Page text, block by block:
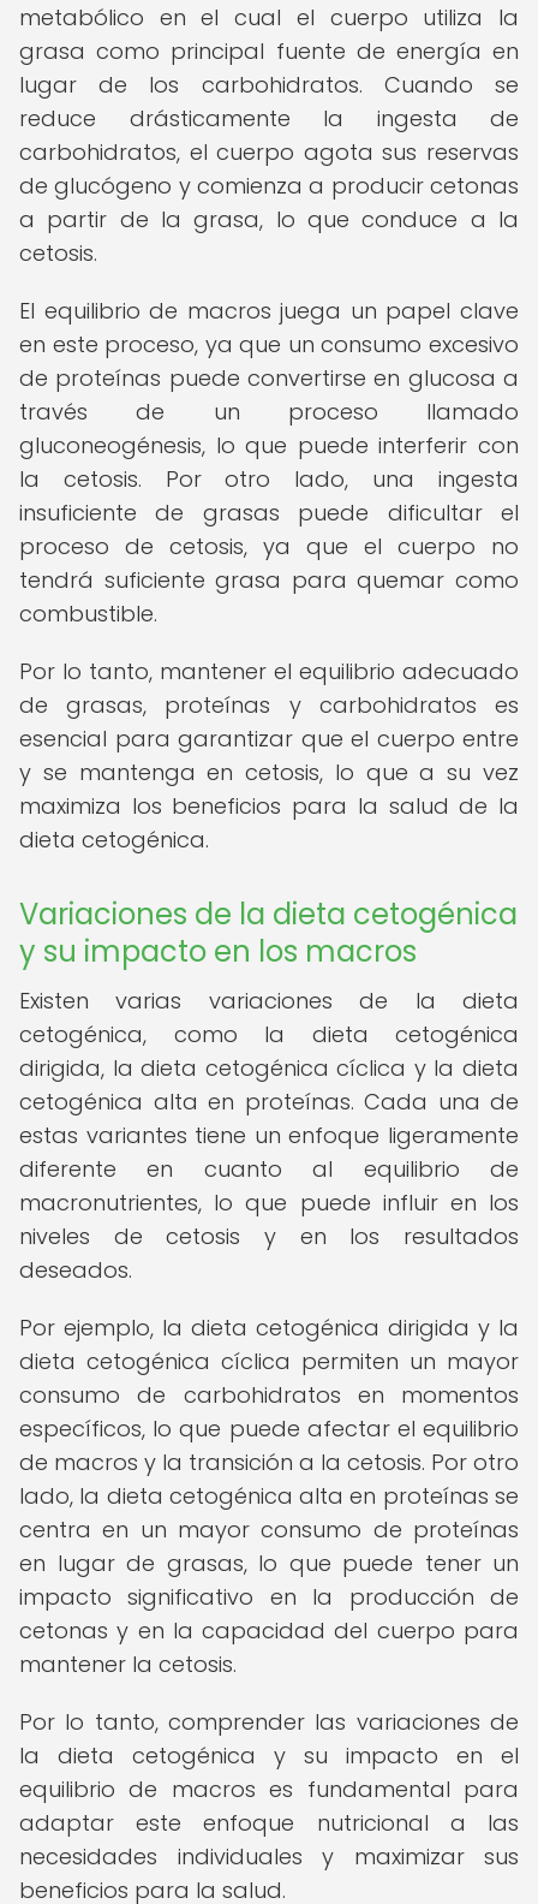
metabólico en el cual el cuerpo utiliza la
grasa como principal fuente de energía en
lugar de los carbohidratos. Cuando se
reduce drásticamente la ingesta de
carbohidratos, el cuerpo agota sus reservas
de glucógeno y comienza a producir cetonas
a partir de la grasa, lo que conduce a la
cetosis.
El equilibrio de macros juega un papel clave
en este proceso, ya que un consumo excesivo
de proteínas puede convertirse en glucosa a
través de un proceso llamado
gluconeogénesis, lo que puede interferir con
la cetosis. Por otro lado, una ingesta
insuficiente de grasas puede dificultar el
proceso de cetosis, ya que el cuerpo no
tendrá suficiente grasa para quemar como
combustible.
Por lo tanto, mantener el equilibrio adecuado
de grasas, proteínas y carbohidratos es
esencial para garantizar que el cuerpo entre
y se mantenga en cetosis, lo que a su vez
maximiza los beneficios para la salud de la
dieta cetogénica.
Variaciones de la dieta cetogénica
y su impacto en los macros
Existen varias variaciones de la dieta
cetogénica, como la dieta cetogénica
dirigida, la dieta cetogénica cíclica y la dieta
cetogénica alta en proteínas. Cada una de
estas variantes tiene un enfoque ligeramente
diferente en cuanto al equilibrio de
macronutrientes, lo que puede influir en los
niveles de cetosis y en los resultados
deseados.
Por ejemplo, la dieta cetogénica dirigida y la
dieta cetogénica cíclica permiten un mayor
consumo de carbohidratos en momentos
específicos, lo que puede afectar el equilibrio
de macros y la transición a la cetosis. Por otro
lado, la dieta cetogénica alta en proteínas se
centra en un mayor consumo de proteínas
en lugar de grasas, lo que puede tener un
impacto significativo en la producción de
cetonas y en la capacidad del cuerpo para
mantener la cetosis.
Por lo tanto, comprender las variaciones de
la dieta cetogénica y su impacto en el
equilibrio de macros es fundamental para
adaptar este enfoque nutricional a las
necesidades individuales y maximizar sus
beneficios para la salud.